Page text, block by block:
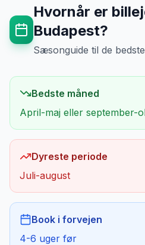
Hvornår er
Budapest?
Sæsonguide til de
Bedste måned
April-maj eller september-
Dyreste periode
Juli-august
Book i forvejen
4-6 uger før